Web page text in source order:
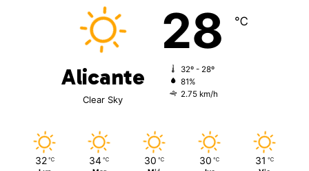
Alicante
Clear Sky
28 ℃
32º - 28º
81%
2.75 km/h
32 ℃ 34 ℃ 30 ℃ 30 ℃ 31 ℃